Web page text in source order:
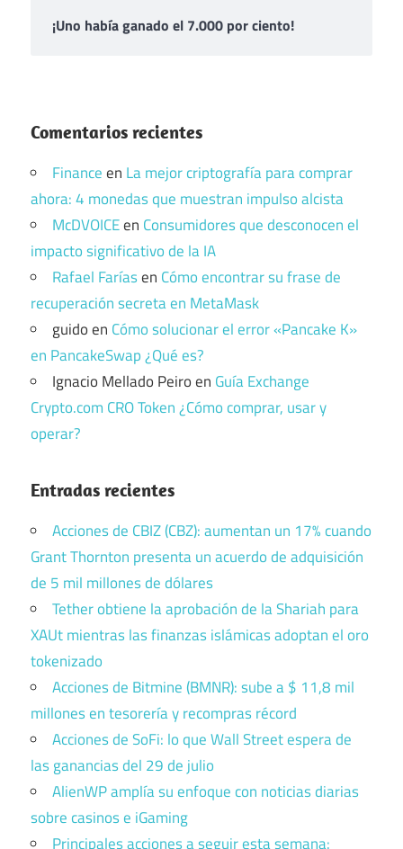
¡Uno había ganado el 7.000 por ciento!
Comentarios recientes
Financeen La mejor criptografía para comprar
ahora: 4 monedas que muestran impulso alcista
McDVOICEen Consumidores que desconocen el
impacto significativo de la IA
Rafael Faríasen Cómo encontrar su frase de
recuperación secreta en MetaMask
guidoen Cómo solucionar el error «Pancake K»
en PancakeSwap ¿Qué es?
Ignacio Mellado Peiroen Guía Exchange
Crypto.com CRO Token ¿Cómo comprar, usar y
operar?
Entradas recientes
Acciones de CBIZ (CBZ): aumentan un 17% cuando
Grant Thornton presenta un acuerdo de adquisición
de 5 mil millones de dólares
Tether obtiene la aprobación de la Shariah para
XAUt mientras las finanzas islámicas adoptan el oro
tokenizado
Acciones de Bitmine (BMNR): sube a $ 11,8 mil
millones en tesorería y recompras récord
Acciones de SoFi: lo que Wall Street espera de
las ganancias del 29 de julio
AlienWP amplía su enfoque con noticias diarias
sobre casinos e iGaming
Principales acciones a seguir esta semana: